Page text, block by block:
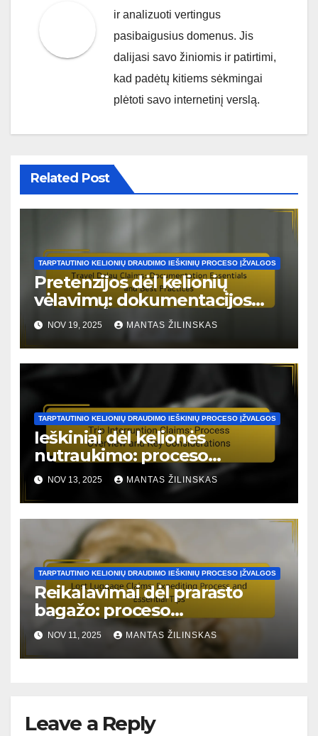
ir analizuoti vertingus
pasibaigusius domenus. Jis
dalijasi savo žiniomis ir patirtimi,
kad padėtų kitiems sėkmingai
plėtoti savo internetinį verslą.
Related Post
TARPTAUTINIO KELIONIŲ DRAUDIMO IEŠKINIŲ PROCESO ĮŽVALGOS
Pretenzijos dėl kelionių
vėlavimų: dokumentacijos
pagrindai ir geriausios
praktikos
NOV 19, 2025 MANTAS ŽILINSKAS
TARPTAUTINIO KELIONIŲ DRAUDIMO IEŠKINIŲ PROCESO ĮŽVALGOS
Ieškiniai dėl kelionės
nutraukimo: proceso
apžvalga ir pagrindiniai
svarstymai
NOV 13, 2025 MANTAS ŽILINSKAS
TARPTAUTINIO KELIONIŲ DRAUDIMO IEŠKINIŲ PROCESO ĮŽVALGOS
Reikalavimai dėl prarasto
bagažo: proceso
pagreitinimas ir svarbūs
patarimai
NOV 11, 2025 MANTAS ŽILINSKAS
Leave a Reply